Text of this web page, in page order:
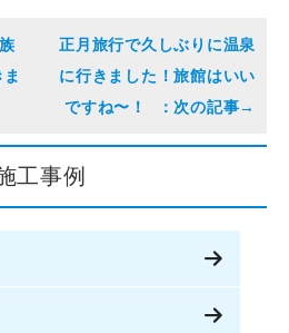
正月旅行で久しぶりに温泉
に行きました！旅館はいい
ですね〜！
工事例